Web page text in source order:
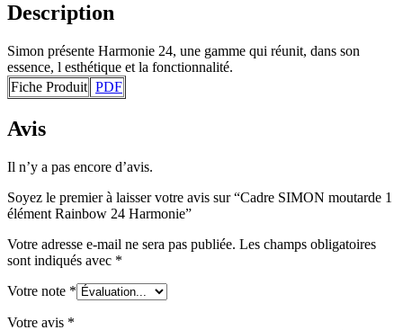
Description
Simon présente Harmonie 24, une gamme qui réunit, dans son
essence, l esthétique et la fonctionnalité.
Fiche Produit PDF
Avis
Il n’y a pas encore d’avis.
Soyez le premier à laisser votre avis sur “Cadre SIMON moutarde 1
élément Rainbow 24 Harmonie”
Votre adresse e-mail ne sera pas publiée. Les champs obligatoires
sont indiqués avec *
Votre note *
Votre avis *